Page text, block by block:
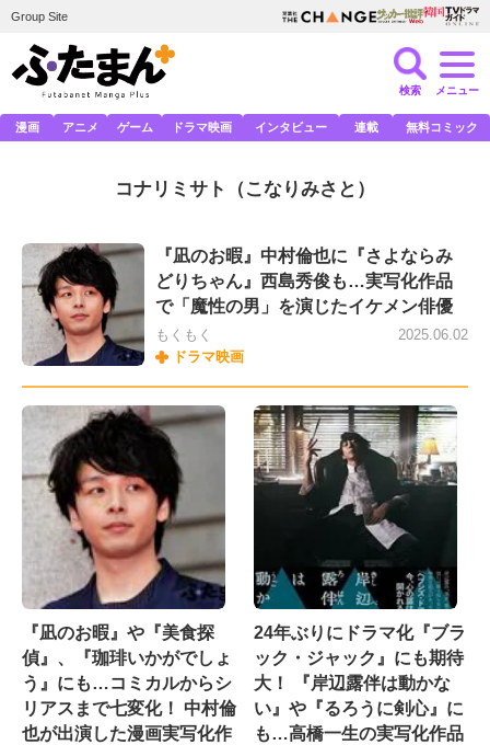
Group Site
検索 メニュー
漫画 アニメ ゲーム ドラマ映画 インタビュー 連載 無料コミック
コナリミサト （こなりみさと）
『凪のお暇』中村倫也に『さよならみ
どりちゃん』西島秀俊も…実写化作品
で「魔性の男」を演じたイケメン俳優
もくもく
ドラマ映画
2025.06.02
『凪のお暇』や『美食探
偵』、『珈琲いかがでしょ
う』にも…コミカルからシ
リアスまで七変化！ 中村倫
也が出演した漫画実写化作
24年ぶりにドラマ化『ブラ
ック・ジャック』にも期待
大！ 『岸辺露伴は動かな
い』や『るろうに剣心』に
も…高橋一生の実写化作品